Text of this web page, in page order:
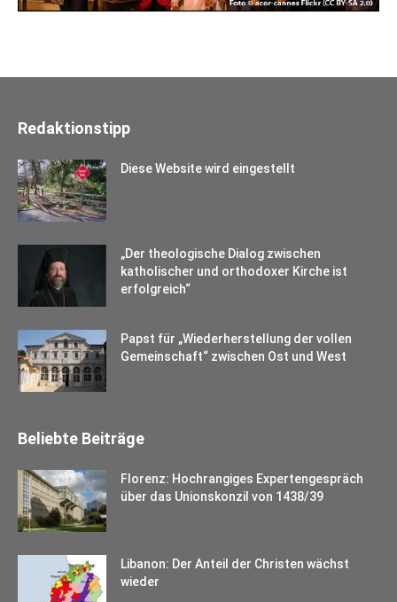
Redaktionstipp
Diese Website wird eingestellt
„Der theologische Dialog zwischen
katholischer und orthodoxer Kirche ist
erfolgreich“
Papst für „Wiederherstellung der vollen
Gemeinschaft“ zwischen Ost und West
Beliebte Beiträge
Florenz: Hochrangiges Expertengespräch
über das Unionskonzil von 1438/39
Libanon: Der Anteil der Christen wächst
wieder